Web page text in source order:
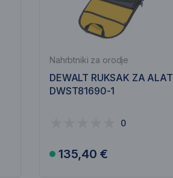
Nahrbtniki za orodje
DEWALT RUKSAK ZA ALAT
DWST81690-1
0
135,40 €